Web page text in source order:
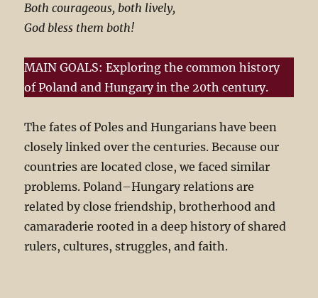
Both courageous, both lively,
God bless them both!
MAIN GOALS: Exploring the common history
of Poland and Hungary in the 20th century.
The fates of Poles and Hungarians have been
closely linked over the centuries. Because our
countries are located close, we faced similar
problems. Poland–Hungary relations are
related by close friendship, brotherhood and
camaraderie rooted in a deep history of shared
rulers, cultures, struggles, and faith.